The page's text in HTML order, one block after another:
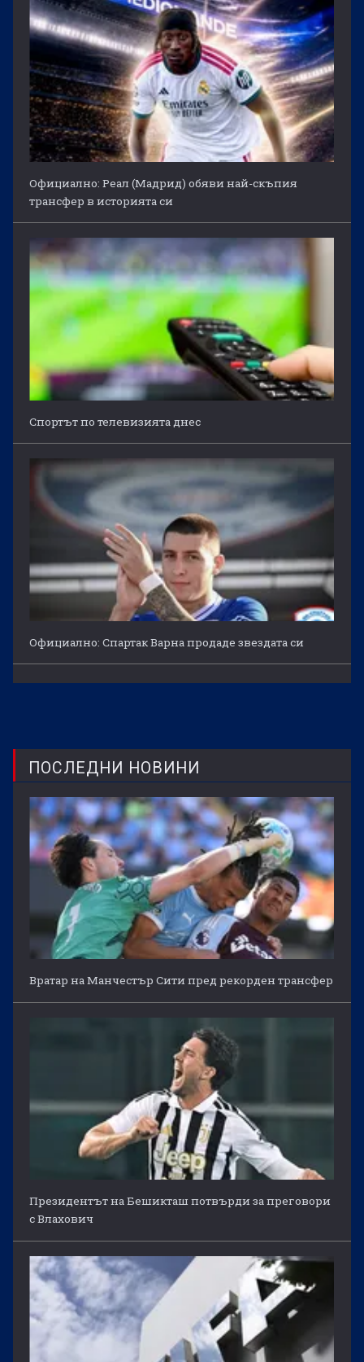
Официално: Реал (Мадрид) обяви най-скъпия
трансфер в историята си
Спортът по телевизията днес
Официално: Спартак Варна продаде звездата си
ПОСЛЕДНИ НОВИНИ
Вратар на Манчестър Сити пред рекорден трансфер
Президентът на Бешикташ потвърди за преговори
с Влахович